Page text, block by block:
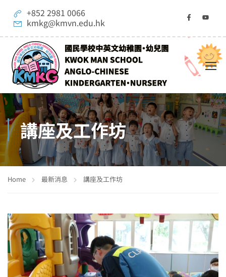
+852 2981 0066
kmkg@kmvn.edu.hk
講座及工作坊
Home 最新消息 講座及工作坊